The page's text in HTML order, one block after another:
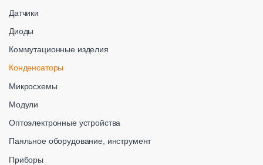
Датчики
Диоды
Коммутационные изделия
Конденсаторы
Микросхемы
Модули
Оптоэлектронные устройства
Паяльное оборудование, инструмент
Приборы